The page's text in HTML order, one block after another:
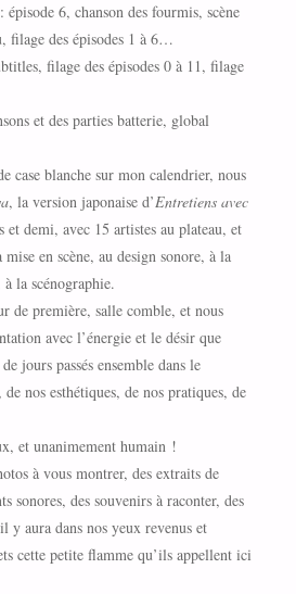
6, chanson des fourmis, scène
filage des épisodes 1 à 6…
filage des épisodes 0 à 11, filage
et des parties batterie, global
case blanche sur mon calendrier, nous
, la version japonaise d’Entretiens avec
et demi, avec 15 artistes au plateau, et
en scène, au design sonore, à la
la scénographie.
de première, salle comble, et nous
avec l’énergie et le désir que
jours passés ensemble dans le
nos esthétiques, de nos pratiques, de
et unanimement humain !
à vous montrer, des extraits de
sonores, des souvenirs à raconter, des
y aura dans nos yeux revenus et
cette petite flamme qu’ils appellent ici